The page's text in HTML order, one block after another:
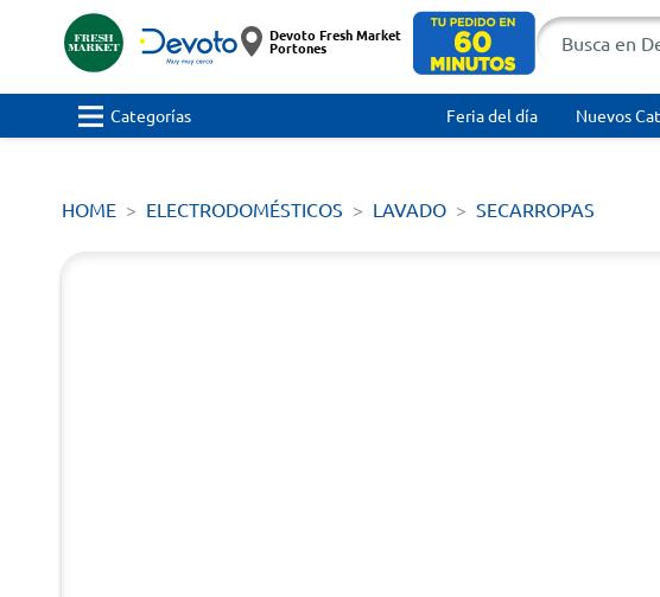
Devoto Fresh Market
Portones
Categorías Feria del día Nuevos
HOME ELECTRODOMÉSTICOS LAVADO SECARROPAS